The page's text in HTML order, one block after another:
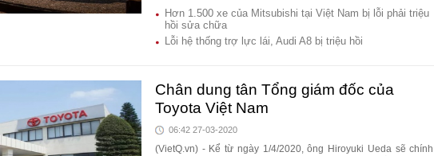
Hơn 1.500 xe của Mitsubishi tại Việt Nam bị lỗi phải triệu
hồi sửa chữa
Lỗi hệ thống trợ lực lái, Audi A8 bị triệu hồi
Chân dung tân Tổng giám đốc của
Toyota Việt Nam
06:42 27-03-2020
(VietQ.vn) - Kể từ ngày 1/4/2020, ông Hiroyuki Ueda sẽ chính